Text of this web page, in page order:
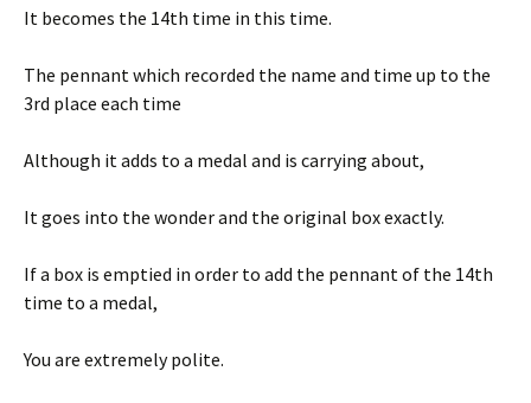
It becomes the 14th time in this time.
The pennant which recorded the name and time up to the
3rd place each time
Although it adds to a medal and is carrying about,
It goes into the wonder and the original box exactly.
If a box is emptied in order to add the pennant of the 14th
time to a medal,
You are extremely polite.